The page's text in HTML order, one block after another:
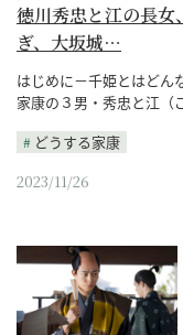
徳川秀忠と江の長
ぎ、大坂城…
はじめに－千姫とはどん
家康の３男・秀忠と江
どうする家康
2023/11/26